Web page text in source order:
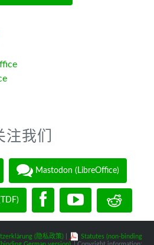
注我们
Mastodon (LibreOffice)
(隐私政策)|
Statutes (non-binding